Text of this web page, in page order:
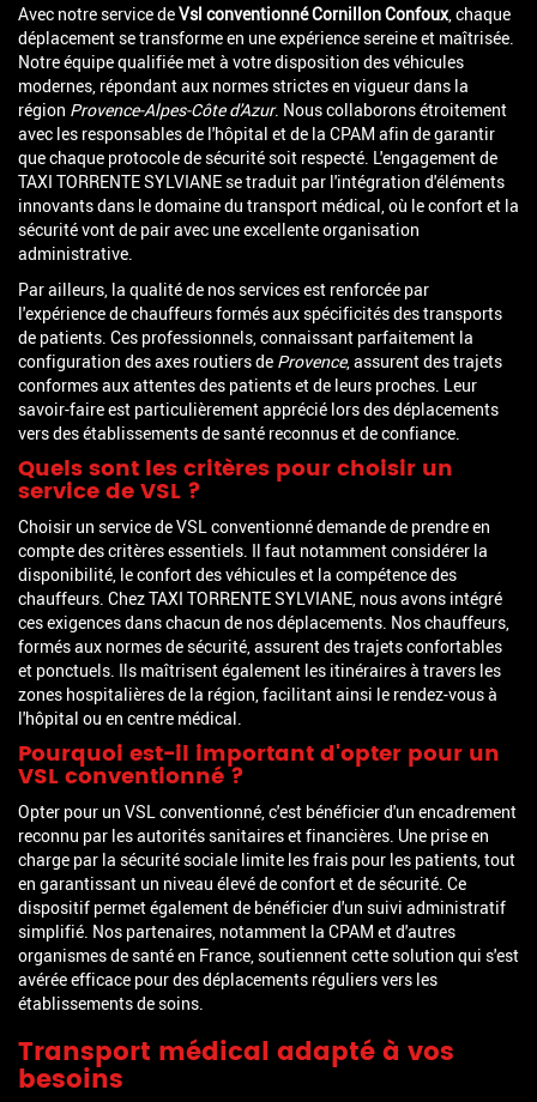
Avec notre service deVsl conventionné Cornillon Confoux, chaque
déplacement se transforme en une expérience sereine et maîtrisée.
Notre équipe qualifiée met à votre disposition des véhicules
modernes, répondant aux normes strictes en vigueur dans la
région Provence-Alpes-Côte d'Azur. Nous collaborons étroitement
avec les responsables de l'hôpital et de la CPAM afin de garantir
que chaque protocole de sécurité soit respecté. L'engagement de
TAXI TORRENTE SYLVIANE se traduit par l'intégration d'éléments
innovants dans le domaine du transport médical, où le confort et la
sécurité vont de pair avec une excellente organisation
administrative.
Par ailleurs, la qualité de nos services est renforcée par
l'expérience de chauffeurs formés aux spécificités des transports
de patients. Ces professionnels, connaissant parfaitement la
configuration des axes routiers de Provence, assurent des trajets
conformes aux attentes des patients et de leurs proches. Leur
savoir-faire est particulièrement apprécié lors des déplacements
vers des établissements de santé reconnus et de confiance.
Quels sont les critères pour choisir un
service de VSL ?
Choisir un service de VSL conventionné demande de prendre en
compte des critères essentiels. Il faut notamment considérer la
disponibilité, le confort des véhicules et la compétence des
chauffeurs. Chez TAXI TORRENTE SYLVIANE, nous avons intégré
ces exigences dans chacun de nos déplacements. Nos chauffeurs,
formés aux normes de sécurité, assurent des trajets confortables
et ponctuels. Ils maîtrisent également les itinéraires à travers les
zones hospitalières de la région, facilitant ainsi le rendez-vous à
l'hôpital ou en centre médical.
Pourquoi est-il important d'opter pour un
VSL conventionné ?
Opter pour un VSL conventionné, c'est bénéficier d'un encadrement
reconnu par les autorités sanitaires et financières. Une prise en
charge par la sécurité sociale limite les frais pour les patients, tout
en garantissant un niveau élevé de confort et de sécurité. Ce
dispositif permet également de bénéficier d'un suivi administratif
simplifié. Nos partenaires, notamment la CPAM et d'autres
organismes de santé en France, soutiennent cette solution qui s'est
avérée efficace pour des déplacements réguliers vers les
établissements de soins.
Transport médical adapté à vos
besoins